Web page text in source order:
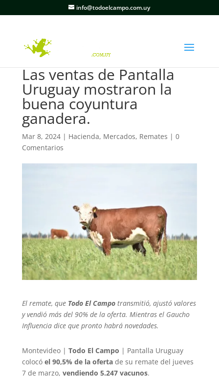
info@todoelcampo.com.uy
Las ventas de Pantalla
Uruguay mostraron la
buena coyuntura
ganadera.
Mar 8, 2024| Hacienda, Mercados, Remates | 0
Comentarios
El remate, que Todo El Campotransmitió, ajustó valores
y vendió más del 90% de la oferta. Mientras el Gaucho
Influencia dice que pronto habrá novedades.
Montevideo | Todo El Campo | Pantalla Uruguay
colocó el 90,5% de la ofertade su remate del jueves
7 de marzo, vendiendo 5.247 vacunos.